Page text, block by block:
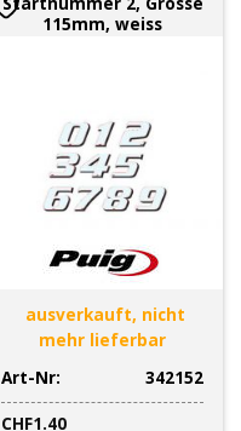
115mm, weiss
ausverkauft, nicht
mehr lieferbar
Art-Nr:
342152
CHF1.40